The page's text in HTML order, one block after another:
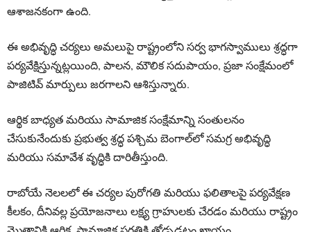
ఆశాజనకంగా ఉంది.
ఈ అభివృద్ధి చర్యలు అమలుపై రాష్ట్రంలోని సర్వ భాగస్వాములు శ్రద్ధగా
పర్యవేక్షిస్తున్నట్లయింది, పాలన, మౌలిక సదుపాయం, ప్రజా సంక్షేమంలో
పాజిటివ్ మార్పులు జరగాలని ఆశిస్తున్నారు.
ఆర్థిక బాధ్యత మరియు సామాజిక సంక్షేమాన్ని సంతులనం
చేసుకునేందుకు ప్రభుత్వ శ్రద్ధ పశ్చిమ బెంగాల్‌లో సమగ్ర అభివృద్ధి
మరియు సమావేశ వృద్ధికి దారితీస్తుంది.
రాబోయే నెలలలో ఈ చర్యల పురోగతి మరియు ఫలితాలపై పర్యవేక్షణ
కీలకం, దీనివల్ల ప్రయోజనాలు లక్ష్య గ్రాహులకు చేరడం మరియు రాష్ట్రం